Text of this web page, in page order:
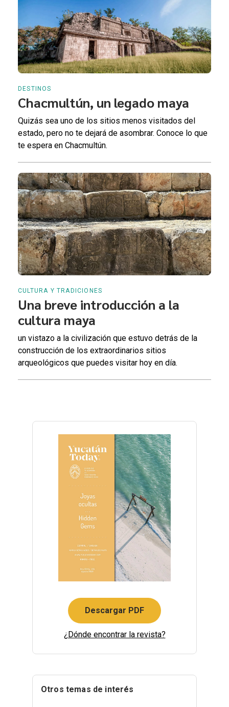
DESTINOS
Chacmultún, un legado maya
Quizás sea uno de los sitios menos visitados del
estado, pero no te dejará de asombrar. Conoce lo que
te espera en Chacmultún.
CULTURA Y TRADICIONES
Una breve introducción a la
cultura maya
un vistazo a la civilización que estuvo detrás de la
construcción de los extraordinarios sitios
arqueológicos que puedes visitar hoy en día.
Descargar PDF
¿Dónde encontrar la revista?
Otros temas de interés